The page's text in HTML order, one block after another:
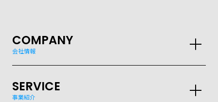
COMPANY
会社情報
SERVICE
事業紹介